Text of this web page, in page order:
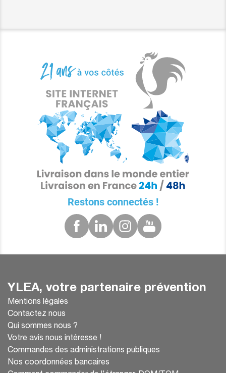
Restons connectés !
YLEA, votre partenaire prévention
Mentions légales
Contactez nous
Qui sommes nous ?
Votre avis nous intéresse !
Commandes des administrations publiques
Nos coordonnées bancaires